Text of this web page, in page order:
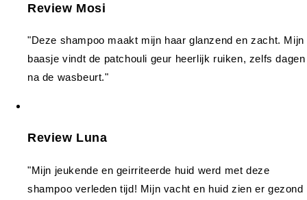
Review Mosi
"Deze shampoo maakt mijn haar glanzend en zacht. Mijn
baasje vindt de patchouli geur heerlijk ruiken, zelfs dagen
na de wasbeurt."
Review Luna
"Mijn jeukende en geirriteerde huid werd met deze
shampoo verleden tijd! Mijn vacht en huid zien er gezond